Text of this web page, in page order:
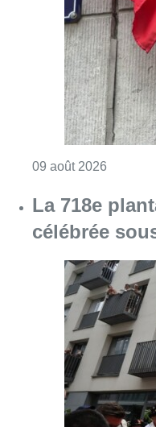
célébrée
09 août 2026
Partager l'article
Facebook
Twitter WhatsApp
Share
08 mars 2025- 17h51